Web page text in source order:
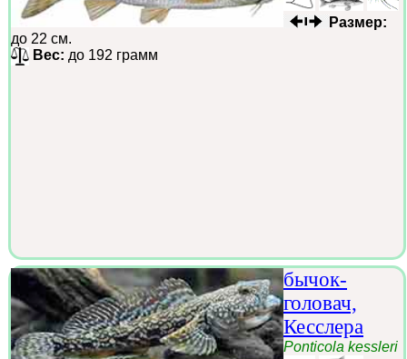
Размер:
до 22 см.
Вес: до 192 грамм
бычок-
головач,
Кесслера
Ponticola kessleri